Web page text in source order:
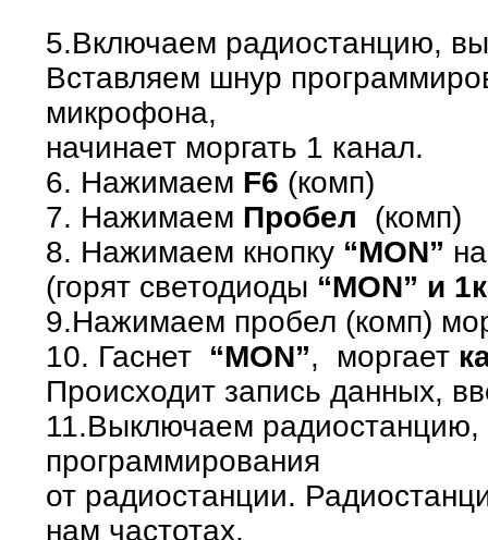
5.Включаем радиостанцию,
Вставляем шнур
микрофона,
начинает моргать 1 канал.
6. Нажимаем F6 (комп)
7. Нажимаем Пробел (комп)
8. Нажимаем кнопку “MON”
(горят светодиоды “MON” и
9.Нажимаем пробел (комп)
10. Гаснет “MON”, моргает
Происходит запись данных,
11.Выключаем
программирования
от радиостанции.
нам частотах.